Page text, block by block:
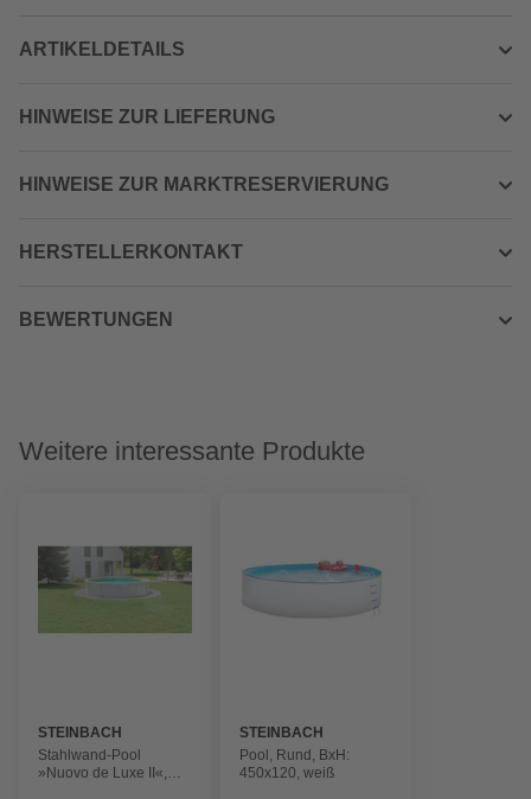
ARTIKELDETAILS
HINWEISE ZUR LIEFERUNG
HINWEISE ZUR MARKTRESERVIERUNG
HERSTELLERKONTAKT
BEWERTUNGEN
Weitere interessante Produkte
STEINBACH
Stahlwand-Pool
»Nuovo de Luxe II«,
STEINBACH
Pool, Rund, BxH:
450x120, weiß